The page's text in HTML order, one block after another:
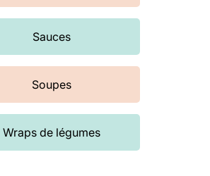
Sauces
Soupes
Wraps de légumes